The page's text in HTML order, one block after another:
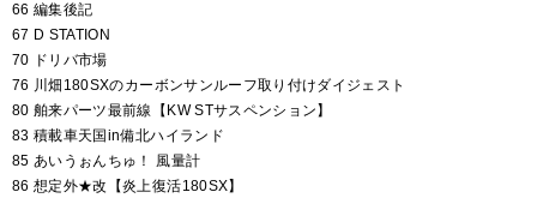
66 編集後記
67 D STATION
70 ドリバ市場
76 川畑180SXのカーボンサンルーフ取り付けダイジェスト
80 舶来パーツ最前線【KW STサスペンション】
83 積載車天国in備北ハイランド
85 あいうぉんちゅ！ 風量計
86 想定外★改【炎上復活180SX】